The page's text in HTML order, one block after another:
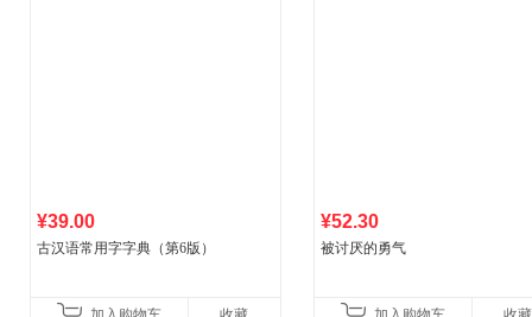
¥39.00
古汉语常用字字典（第6版）
¥52.30
被讨厌的勇气